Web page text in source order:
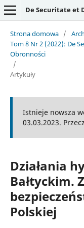
De Securitate et
Strona domowa /
Tom 8 Nr 2 (2022): De
Obronności
/
Artykuły
Istnieje nowsza
03.03.2023.
Działania
Bałtyckim.
Polskiej